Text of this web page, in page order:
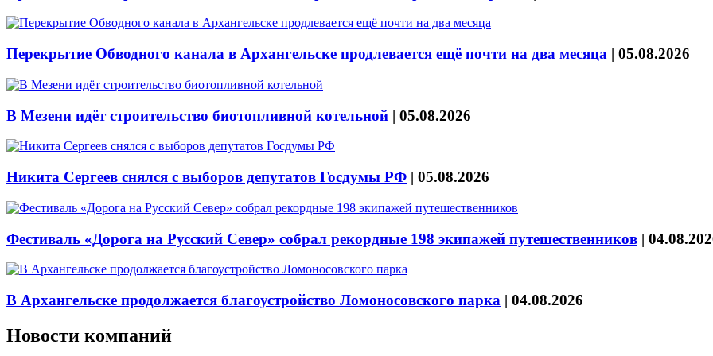
Перекрытие Обводного канала в Архангельске продлевается ещё почти на два месяца | 05.08.2026
В Мезени идёт строительство биотопливной котельной | 05.08.2026
Никита Сергеев снялся с выборов депутатов Госдумы РФ | 05.08.2026
Фестиваль «Дорога на Русский Север» собрал рекордные 198 экипажей путешественников |
В Архангельске продолжается благоустройство Ломоносовского парка | 04.08.2026
Новости компаний